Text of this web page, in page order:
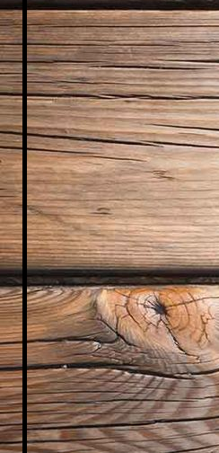
IMG_2013